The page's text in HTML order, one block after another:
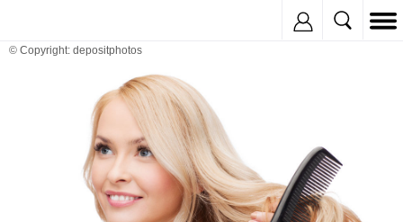
© Copyright: depositphotos